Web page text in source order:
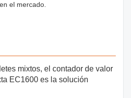
el mercado.
mixtos, el contador de valor
EC1600 es la solución